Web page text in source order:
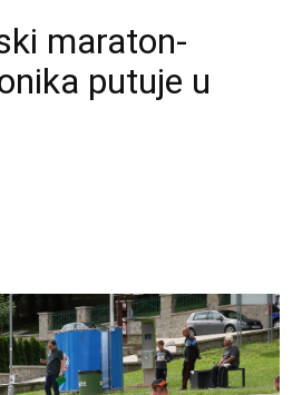
stranice
maraton-
putuje u